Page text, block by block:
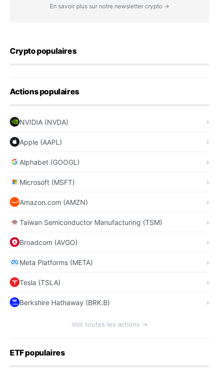
En savoir plus sur notre newsletter crypto →
Crypto populaires
Actions populaires
NVIDIA (NVDA)
Apple (AAPL)
Alphabet (GOOGL)
Microsoft (MSFT)
Amazon.com (AMZN)
Taiwan Semiconductor Manufacturing (TSM)
Broadcom (AVGO)
Meta Platforms (META)
Tesla (TSLA)
Berkshire Hathaway (BRK.B)
Voir toutes les actions →
ETF populaires